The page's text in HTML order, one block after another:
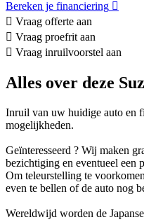
Bereken je financiering
Vraag offerte aan
Vraag proefrit aan
Vraag inruilvoorstel aan
Alles over deze
Inruil van uw huidige auto en
mogelijkheden.
Geïnteresseerd ? Wij maken
bezichtiging en eventueel een
Om teleurstelling te
even te bellen of de auto nog
Wereldwijd worden de